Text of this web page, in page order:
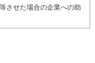
させた場合の企業への助